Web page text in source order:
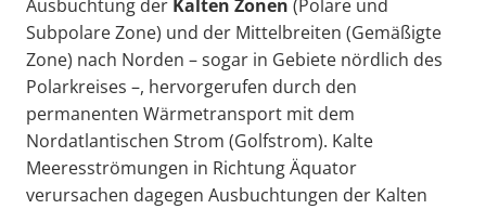
Ausbuchtung der Kalten Zonen (Polare und
Subpolare Zone) und der Mittelbreiten (Gemäßigte
Zone) nach Norden – sogar in Gebiete nördlich des
Polarkreises –, hervorgerufen durch den
permanenten Wärmetransport mit dem
Nordatlantischen Strom (Golfstrom). Kalte
Meeresströmungen in Richtung Äquator
verursachen dagegen Ausbuchtungen der Kalten